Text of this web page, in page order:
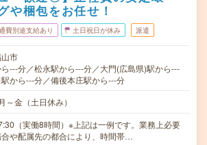
や梱包をお任せ！
費別途支給あり 土日祝日が休み 派遣
市
---分／松永駅から---分／大門(広島県)駅から---
から---分／備後本庄駅から---分
～金（土日休み）
（実働8時間）※上記は一例です。業務上必要
や配属先の都合により、時間帯…